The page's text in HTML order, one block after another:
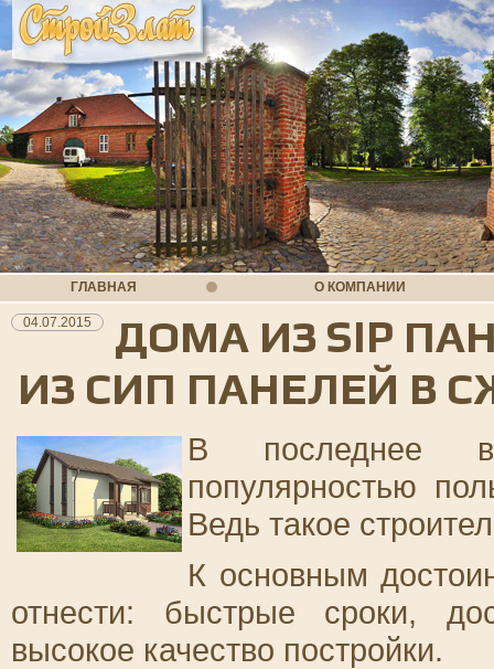
ГЛАВНАЯ О КОМПАНИИ
04.07.2015
ДОМА ИЗ SIP
ИЗ СИП ПАНЕЛЕЙ В
В последнее
популярностью
Ведь такое
К основным
отнести: быстрые сроки,
высокое качество постройки.